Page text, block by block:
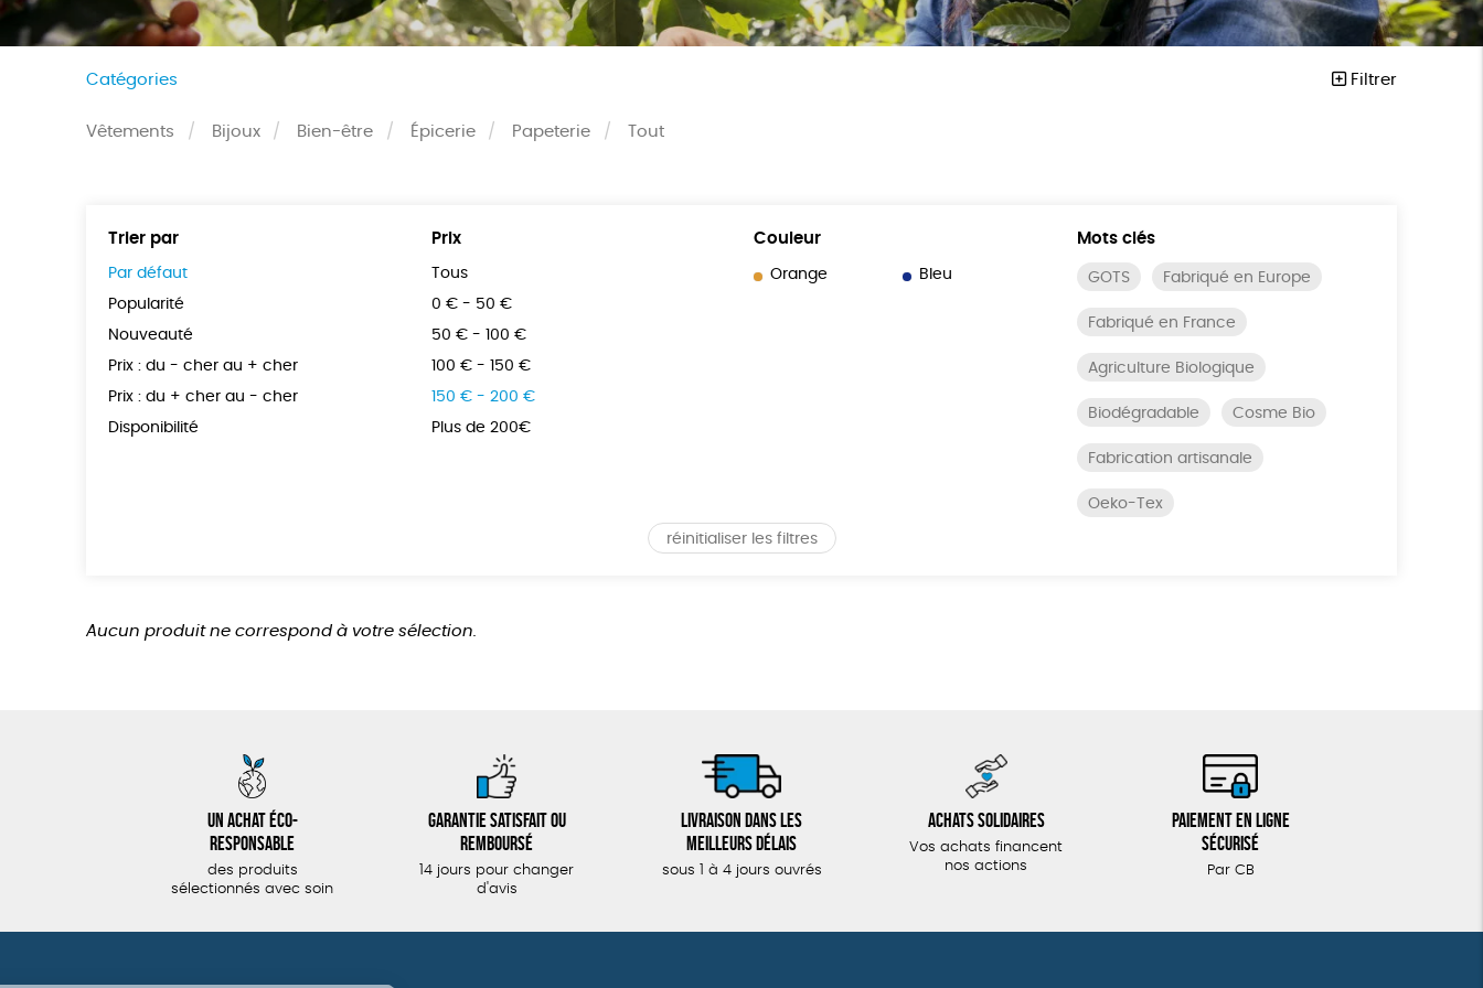
Catégories Filtrer
Vêtements Bijoux Bien-être Épicerie Papeterie Tout
Trier par
Par défaut
Popularité
Nouveauté
Prix : du - cher au + cher
Prix : du + cher au - cher
Disponibilité
Prix
Tous
0 € - 50 €
50 € - 100 €
100 € - 150 €
150 € - 200 €
Plus de 200€
Couleur
Orange Bleu
Mots clés
GOTS Fabriqué en Europe
Fabriqué en France
Agriculture Biologique
Biodégradable Cosme Bio
Fabrication artisanale
Oeko-Tex
réinitialiser les filtres
Aucun produit ne correspond à votre sélection.
Un achat éco-
responsable
des produits
sélectionnés avec soin
Garantie satisfait ou
remboursé
14 jours pour changer
d'avis
Livraison dans les
meilleurs délais
sous 1 à 4 jours ouvrés
Achats solidaires
Vos achats financent
nos actions
Paiement en ligne
sécurisé
Par CB